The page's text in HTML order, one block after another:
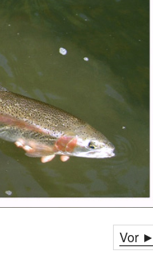
Vor ►